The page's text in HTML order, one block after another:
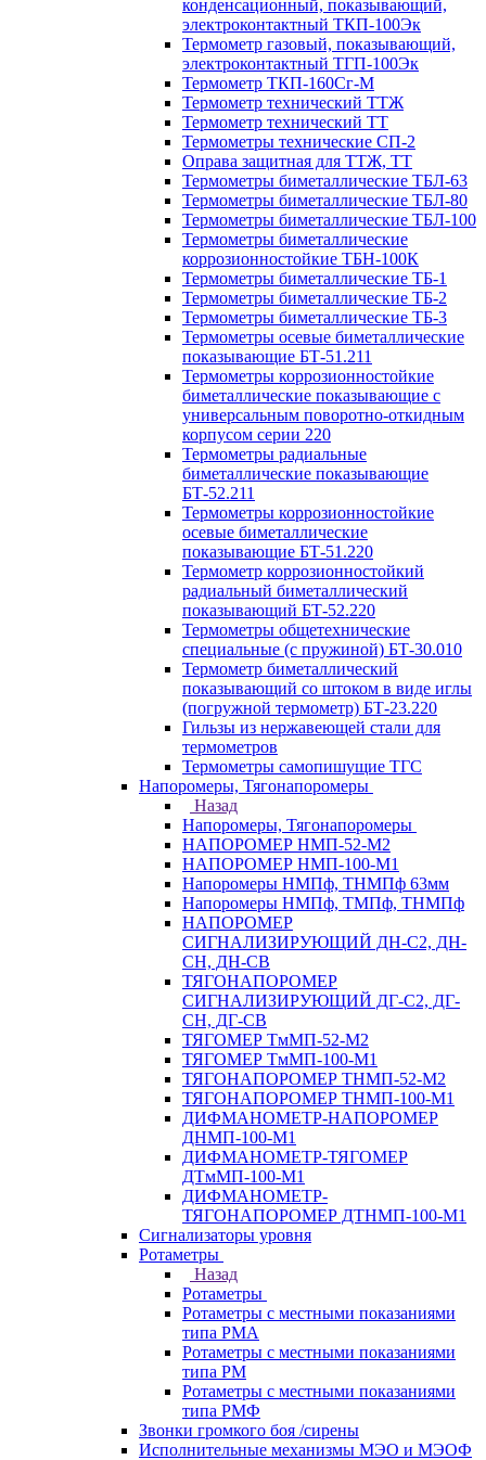
конденсационный, показывающий,
электроконтактный ТКП-100Эк
Термометр газовый, показывающий,
электроконтактный ТГП-100Эк
Термометр ТКП-160Сг-М
Термометр технический ТТЖ
Термометр технический ТТ
Термометры технические СП-2
Оправа защитная для ТТЖ, ТТ
Термометры биметаллические ТБЛ-63
Термометры биметаллические ТБЛ-80
Термометры биметаллические ТБЛ-100
Термометры биметаллические
коррозионностойкие ТБН-100К
Термометры биметаллические ТБ-1
Термометры биметаллические ТБ-2
Термометры биметаллические ТБ-3
Термометры осевые биметаллические
показывающие БТ-51.211
Термометры коррозионностойкие
биметаллические показывающие с
универсальным поворотно-откидным
корпусом серии 220
Термометры радиальные
биметаллические показывающие
БТ-52.211
Термометры коррозионностойкие
осевые биметаллические
показывающие БТ-51.220
Термометр коррозионностойкий
радиальный биметаллический
показывающий БТ-52.220
Термометры общетехнические
специальные (с пружиной) БТ-30.010
Термометр биметаллический
показывающий со штоком в виде иглы
(погружной термометр) БТ-23.220
Гильзы из нержавеющей стали для
термометров
Термометры самопишущие ТГС
Напоромеры, Тягонапоромеры
Назад
Напоромеры, Тягонапоромеры
НАПОРОМЕР НМП-52-М2
НАПОРОМЕР НМП-100-М1
Напоромеры НМПф, ТНМПф 63мм
Напоромеры НМПф, ТМПф, ТНМПф
НАПОРОМЕР
СИГНАЛИЗИРУЮЩИЙ ДН-С2, ДН-
СН, ДН-СВ
ТЯГОНАПОРОМЕР
СИГНАЛИЗИРУЮЩИЙ ДГ-С2, ДГ-
СН, ДГ-СВ
ТЯГОМЕР ТмМП-52-М2
ТЯГОМЕР ТмМП-100-М1
ТЯГОНАПОРОМЕР ТНМП-52-М2
ТЯГОНАПОРОМЕР ТНМП-100-М1
ДИФМАНОМЕТР-НАПОРОМЕР
ДНМП-100-М1
ДИФМАНОМЕТР-ТЯГОМЕР
ДТмМП-100-М1
ДИФМАНОМЕТР-
ТЯГОНАПОРОМЕР ДТНМП-100-М1
Сигнализаторы уровня
Ротаметры
Назад
Ротаметры
Ротаметры с местными показаниями
типа РМА
Ротаметры с местными показаниями
типа РМ
Ротаметры с местными показаниями
типа РМФ
Звонки громкого боя /сирены
Исполнительные механизмы МЭО и МЭОФ